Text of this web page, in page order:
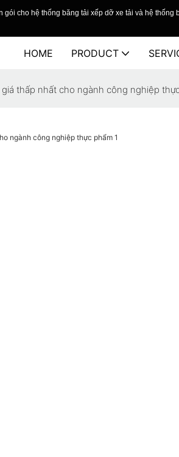
cho hệ thống băng tải xếp dỡ xe tải và hệ thống
HOME PRODUCT
thấp nhất cho ngành công nghiệp